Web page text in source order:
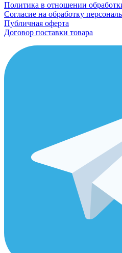
Политика в отношении
Согласие на обработку
Публичная оферта
Договор поставки товара